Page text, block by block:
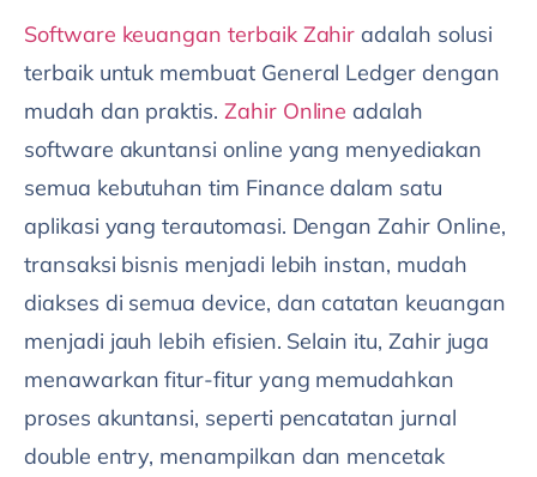
Software keuangan terbaik Zahir adalah solusi
terbaik untuk membuat General Ledger dengan
mudah dan praktis. Zahir Online adalah
software akuntansi online yang menyediakan
semua kebutuhan tim Finance dalam satu
aplikasi yang terautomasi. Dengan Zahir Online,
transaksi bisnis menjadi lebih instan, mudah
diakses di semua device, dan catatan keuangan
menjadi jauh lebih efisien. Selain itu, Zahir juga
menawarkan fitur-fitur yang memudahkan
proses akuntansi, seperti pencatatan jurnal
double entry, menampilkan dan mencetak